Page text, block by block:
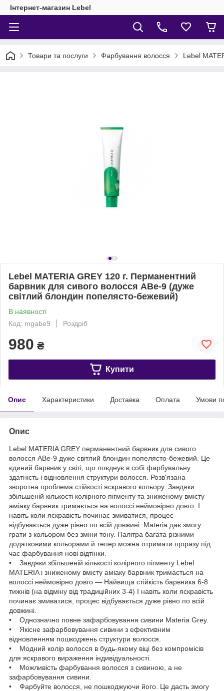
Інтернет-магазин Lebel
Товари та послуги Фарбування волосся Lebel
Lebel MATERIA GREY 120 г. Перманентний
барвник для сивого волосся ABe-9 (дуже
світлий блондин попелясто-бежевий)
В наявності
Код: mgabe9
Роздріб
980 ₴
Купити
Опис Характеристики Доставка Оплата Умови
Опис
Lebel MATERIA GREY перманентний барвник для сивого
волосся ABe-9 дуже світлий блондин попелясто-бежевий. Це
єдиний барвник у світі, що поєднує в собі фарбувальну
здатність і відновлення структури волосся. Розв'язана
зворотна проблема стійкості яскравого кольору. Завдяки
збільшеній кількості колірного пігменту та зниженому вмісту
аміаку барвник тримається на волоссі неймовірно довго. І
навіть коли яскравість починає змиватися, процес
відбувається дуже рівно по всій довжині. Materia дає змогу
грати з кольором без зміни тону. Палітра багата різними
додатковими кольорами й тепер можна отримати щоразу під
час фарбування нові відтінки.
• Завдяки збільшеній кількості колірного пігменту Lebel
MATERIA і зниженому вмісту аміаку барвник тримається на
волоссі неймовірно довго — Найвища стійкість барвника 6-8
тижнів (на відміну від традиційних 3-4) І навіть коли яскравість
починає змиватися, процес відбувається дуже рівно по всій
довжині.
• Однозначно повне зафарбовування сивини Materia Grey.
• Якісне зафарбовування сивини з ефективним
відновленням пошкоджень структури волосся.
• Модний колір волосся в будь-якому віці без компромісів
для яскравого вираження індивідуальності.
• Можливість фарбування волосся з сивиною, а не
зафарбовування сивини.
• Фарбуйте волосся, не пошкоджуючи його. Це дасть змогу